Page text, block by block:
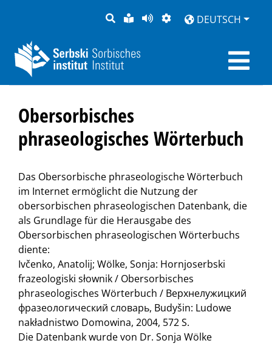
SUCHELEICHTE
SPRACHE
SEITEDARSTELLUNG
DEUTSCH
Obersorbisches
phraseologisches Wörterbuch
Das Obersorbische phraseologische Wörterbuch
im Internet ermöglicht die Nutzung der
obersorbischen phraseologischen Datenbank, die
als Grundlage für die Herausgabe des
Obersorbischen phraseologischen Wörterbuchs
diente:
Ivčenko, Anatolij; Wölke, Sonja: Hornjoserbski
frazeologiski słownik / Obersorbisches
phraseologisches Wörterbuch / Верхнелужицкий
фразеологический словарь, Budyšin: Ludowe
nakładnistwo Domowina, 2004, 572 S.
Die Datenbank wurde von Dr. Sonja Wölke